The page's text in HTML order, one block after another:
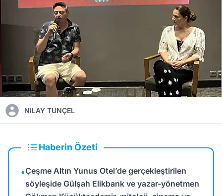
NiLAY TUNÇEL
Haberin Özeti
•Çeşme Altın Yunus Otel’de gerçekleştirilen
söyleşide Gülşah Elikbank ve yazar-yönetmen